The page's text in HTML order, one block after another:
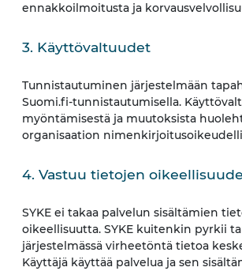
ennakkoilmoitusta ja
3. Käyttövaltuudet
Tunnistautuminen järjestelmään
Suomi.fi-tunnistautumisella.
myöntämisestä ja muutoksista
organisaation
4. Vastuu tietojen
SYKE ei takaa palvelun sisältämien
oikeellisuutta. SYKE kuitenkin pyrkii
järjestelmässä virheetöntä tietoa
Käyttäjä käyttää palvelua ja sen